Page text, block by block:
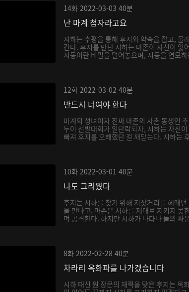
14화 2022-03-03 40분
난 마계 첩자라고요
시하는 추평을 통해 후지와 약속을 잡고, 몰
간다. 후지를 만난 시하는 마존이 자신이 잃
시동이란 비밀을 털어놓으며, 시동을 연모
12화 2022-03-02 40분
반드시 너여야 한다
마계의 성녀이자 진짜 마존의 사촌 동생인
누이 선발대회가 일단락되자, 시하는 자신
빠져 후지를 오해했단 걸 깨닫는다. 시하는
10화 2022-03-01 40분
나도 그리웠다
후지는 시하를 찾기 위해 저잣거리를 헤매
을 만나고, 마존은 시하를 제대로 지키지 못
며 공격한다. 하지만 시하가 나타나 둘의 싸
8화 2022-02-28 40분
차라리 옥화파를 나가겠습니다
시하 대신 원 장문의 채찍을 맞은 후지는 옥